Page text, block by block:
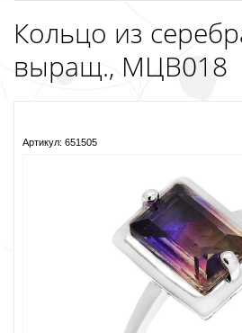
Кольцо из
выращ., МЦВ018
Артикул: 651505